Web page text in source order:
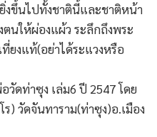
ขึ้นไปทั้งชาตินี้และชาติหน้า
นให้ผ่องแผ้ว ระลึกถึงพระ
ยงแท้(อย่าได้ระแวงหรือ
ดท่าซุง เล่ม6 ปี 2547 โดย
) วัดจันทาราม(ท่าซุง)อ.เมือง